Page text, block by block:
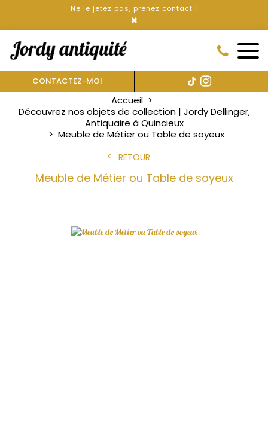
Ne le jetez pas, prenez contact !
×
CONTACTEZ-MOI
Accueil
Découvrez nos objets de collection | Jordy Dellinger,
Antiquaire à Quincieux
Meuble de Métier ou Table de soyeux
RETOUR
Meuble de Métier ou Table de soyeux